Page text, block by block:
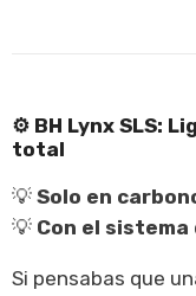
⚙️ BH Lynx SLS:
total
💡 Solo en
💡 Con el
Si pensabas que